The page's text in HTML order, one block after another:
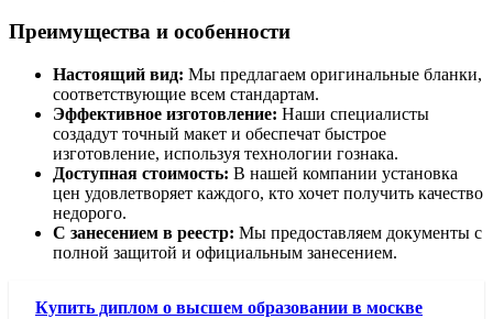
Преимущества и особенности
Настоящий вид: Мы предлагаем оригинальные бланки,
соответствующие всем стандартам.
Эффективное изготовление: Наши специалисты
создадут точный макет и обеспечат быстрое
изготовление, используя технологии гознака.
Доступная стоимость: В нашей компании установка
цен удовлетворяет каждого, кто хочет получить качество
недорого.
С занесением в реестр: Мы предоставляем документы с
полной защитой и официальным занесением.
Купить диплом о высшем образовании в москве